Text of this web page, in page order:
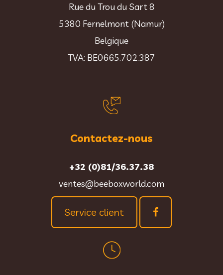
Rue du Trou du Sart 8
5380 Fernelmont (Namur)
Belgique
TVA: BE0665.702.387
Contactez-nous
+32 (0)81/36.37.38
ventes@beeboxworld.com
Service client